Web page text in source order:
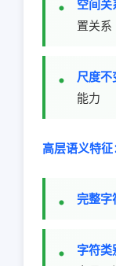
空间关
置关系
尺度不
能力
高层语义特征
完整字
字符类